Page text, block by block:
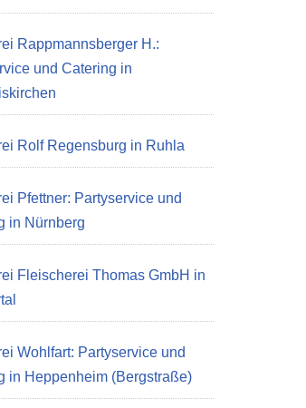
Rappmannsberger H.:
und Catering in
Rolf Regensburg in Ruhla
Pfettner: Partyservice und
in Nürnberg
Fleischerei Thomas GmbH in
Wohlfart: Partyservice und
in Heppenheim (Bergstraße)